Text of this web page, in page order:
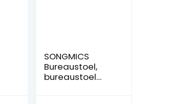
SONGMICS
Bureaustoel,
bureaustoel